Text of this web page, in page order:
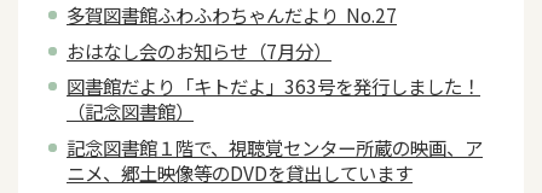
多賀図書館ふわふわちゃんだより No.27
おはなし会のお知らせ（7月分）
図書館だより「キトだよ」363号を発行しました！
（記念図書館）
記念図書館１階で、視聴覚センター所蔵の映画、ア
ニメ、郷土映像等のDVDを貸出しています